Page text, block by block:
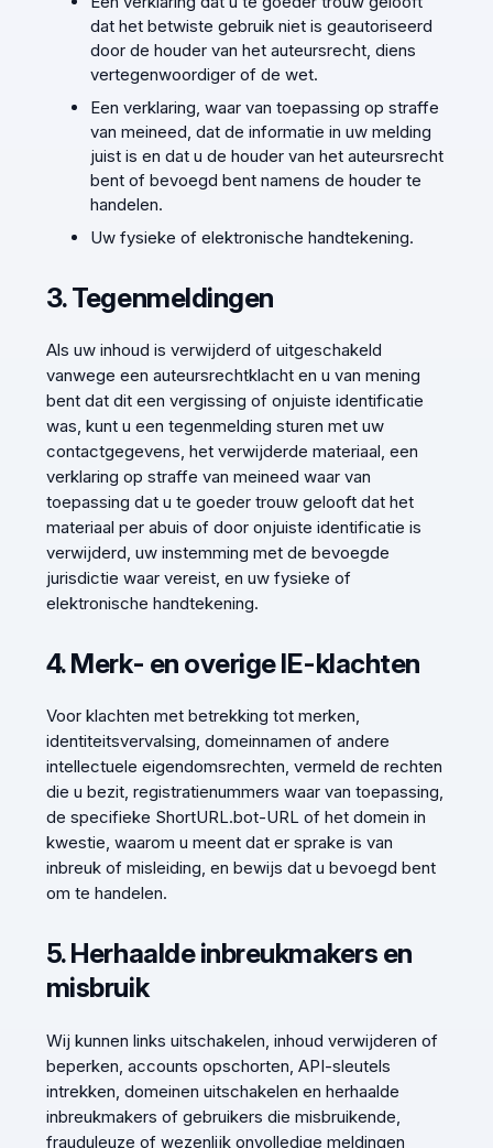
dat het betwiste gebruik niet is geautoriseerd
door de houder van het auteursrecht, diens
vertegenwoordiger of de wet.
Een verklaring, waar van toepassing op straffe
van meineed, dat de informatie in uw melding
juist is en dat u de houder van het auteursrecht
bent of bevoegd bent namens de houder te
handelen.
Uw fysieke of elektronische handtekening.
3. Tegenmeldingen
Als uw inhoud is verwijderd of uitgeschakeld
vanwege een auteursrechtklacht en u van mening
bent dat dit een vergissing of onjuiste identificatie
was, kunt u een tegenmelding sturen met uw
contactgegevens, het verwijderde materiaal, een
verklaring op straffe van meineed waar van
toepassing dat u te goeder trouw gelooft dat het
materiaal per abuis of door onjuiste identificatie is
verwijderd, uw instemming met de bevoegde
jurisdictie waar vereist, en uw fysieke of
elektronische handtekening.
4. Merk- en overige IE-klachten
Voor klachten met betrekking tot merken,
identiteitsvervalsing, domeinnamen of andere
intellectuele eigendomsrechten, vermeld de rechten
die u bezit, registratienummers waar van toepassing,
de specifieke ShortURL.bot-URL of het domein in
kwestie, waarom u meent dat er sprake is van
inbreuk of misleiding, en bewijs dat u bevoegd bent
om te handelen.
5. Herhaalde inbreukmakers en
misbruik
Wij kunnen links uitschakelen, inhoud verwijderen of
beperken, accounts opschorten, API-sleutels
intrekken, domeinen uitschakelen en herhaalde
inbreukmakers of gebruikers die misbruikende,
frauduleuze of wezenlijk onvolledige meldingen